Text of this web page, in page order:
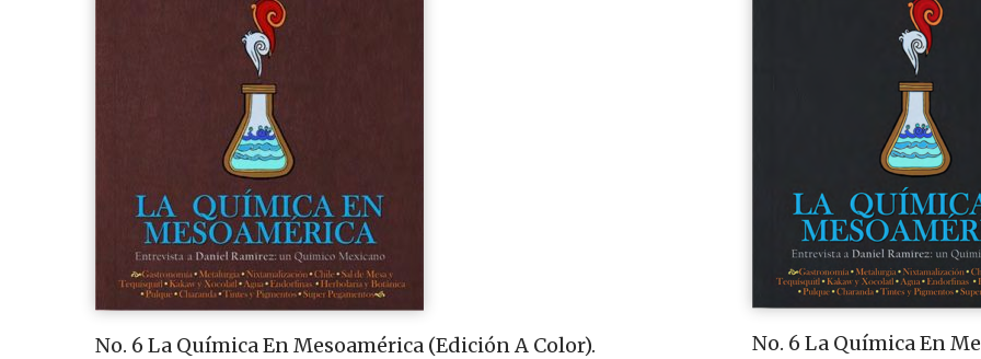
No. 6 La Química En Mesoamérica (Edición A Color). No. 6 La Química En